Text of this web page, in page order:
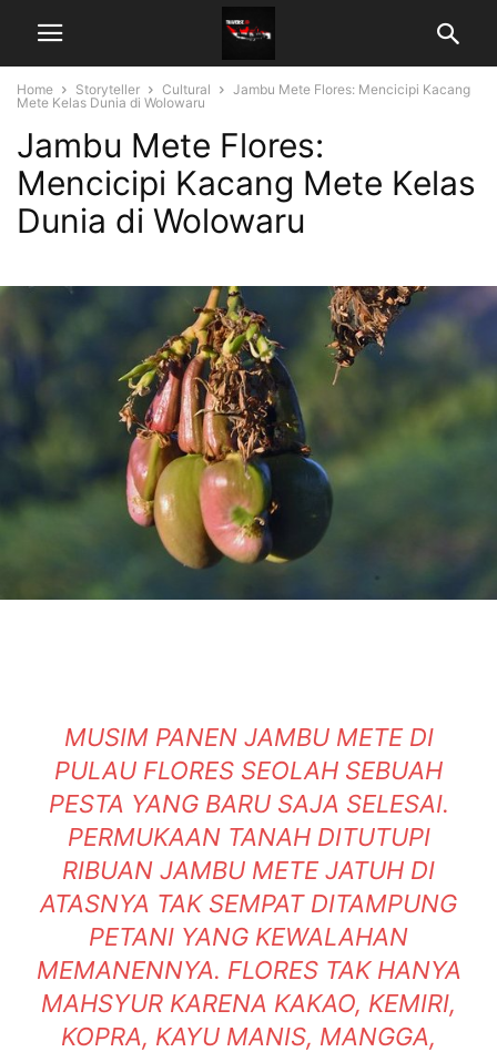
Home Storyteller Cultural
Jambu Mete Flores: Mencicipi Kacang
Mete Kelas Dunia di Wolowaru
Jambu Mete Flores:
Mencicipi Kacang Mete Kelas
Dunia di Wolowaru
MUSIM PANEN JAMBU METE DI
PULAU FLORES SEOLAH SEBUAH
PESTA YANG BARU SAJA SELESAI.
PERMUKAAN TANAH DITUTUPI
RIBUAN JAMBU METE JATUH DI
ATASNYA TAK SEMPAT DITAMPUNG
PETANI YANG KEWALAHAN
MEMANENNYA. FLORES TAK HANYA
MAHSYUR KARENA KAKAO, KEMIRI,
KOPRA, KAYU MANIS, MANGGA,